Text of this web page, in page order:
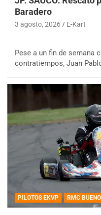
Baradero
3 agosto, 2026 E-Kart
Pese a un fin de semana
contratiempos, Juan
PILOTOS EKVP RMC